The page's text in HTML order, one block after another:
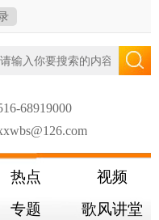
68919000
热点
视频
专题 歌风讲堂